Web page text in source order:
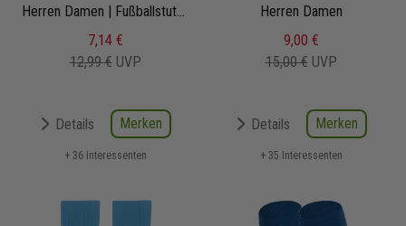
Herren Damen | Fußballstutzen
7,14 €
12,99 € UVP
Details Merken
+ 36 Interessenten
Adisock 23
Herren Damen
9,00 €
15,00 € UVP
Details Merken
+ 35 Interessenten